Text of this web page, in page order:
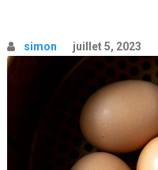
simon juillet 5, 2023